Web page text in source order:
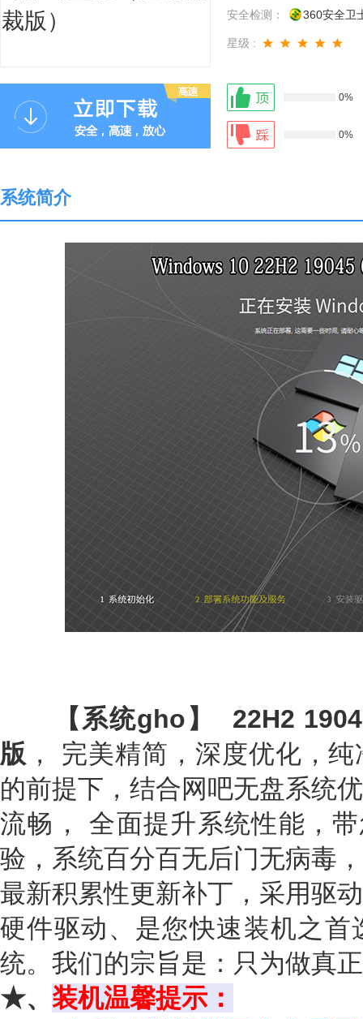
安全检测： 360安全卫
星级 :
0%
0%
系统简介
【系统gho】 22H2
版 ， 完美精简，深度优化，
的前提下，结合网吧无盘系统
流畅， 全面提升系统性能，
验，系统百分百无后门无病毒
最新积累性更新补丁，采用驱
硬件驱动、是您快速装机之
统。我们的宗旨是：只为做真
★、 装机温馨提示：